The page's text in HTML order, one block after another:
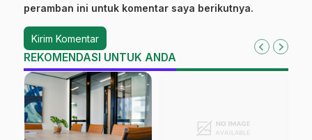
peramban ini untuk komentar saya berikutnya.
REKOMENDASI UNTUK ANDA